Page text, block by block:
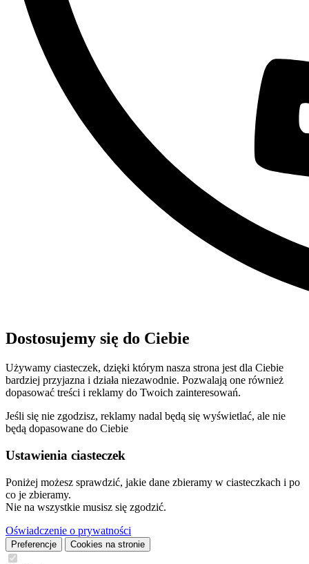
Dostosujemy się do Ciebie
Używamy ciasteczek, dzięki którym nasza strona jest dla Ciebie
bardziej przyjazna i działa niezawodnie. Pozwalają one również
dopasować treści i reklamy do Twoich zainteresowań.
Jeśli się nie zgodzisz, reklamy nadal będą się wyświetlać, ale nie
będą dopasowane do Ciebie
Ustawienia ciasteczek
Poniżej możesz sprawdzić, jakie dane zbieramy w ciasteczkach i po
co je zbieramy.
Nie na wszystkie musisz się zgodzić.
Oświadczenie o prywatności
Preferencje Cookies na stronie